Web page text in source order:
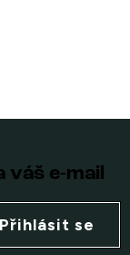
váš e-mail
Přihlásit se